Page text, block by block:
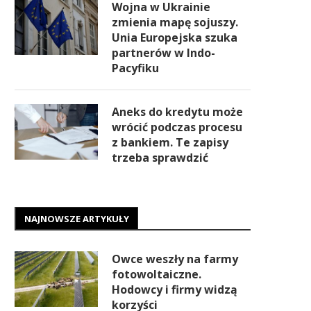
Wojna w Ukrainie
zmienia mapę sojuszy.
Unia Europejska szuka
partnerów w Indo-
Pacyfiku
Aneks do kredytu może
wrócić podczas procesu
z bankiem. Te zapisy
trzeba sprawdzić
NAJNOWSZE ARTYKUŁY
Owce weszły na farmy
fotowoltaiczne.
Hodowcy i firmy widzą
korzyści